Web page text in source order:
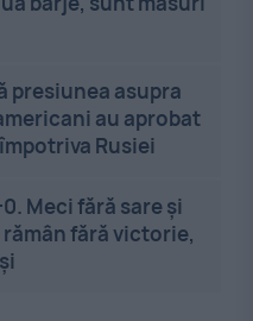
presiunea asupra
au aprobat
Rusiei
Meci fără sare și
rămân fără victorie,